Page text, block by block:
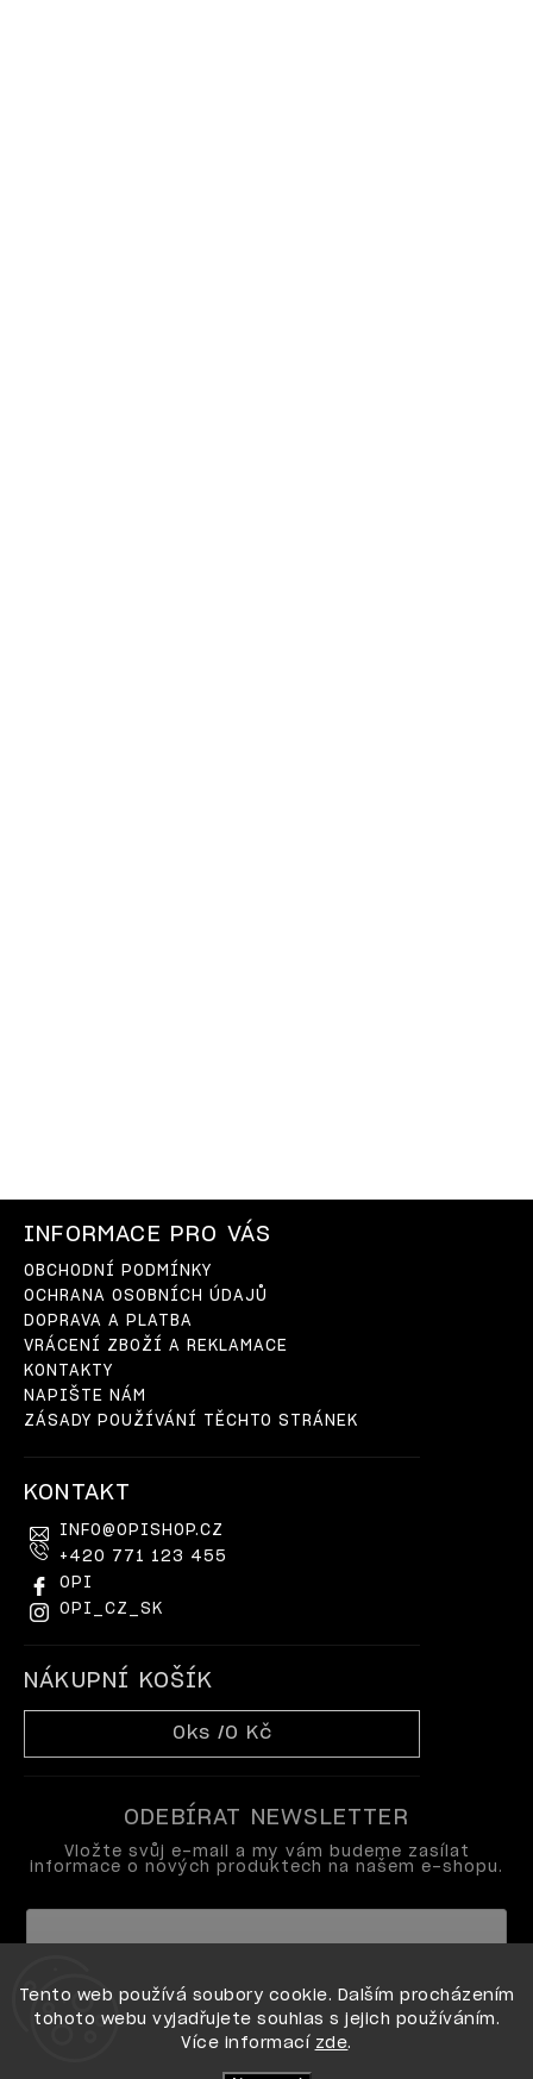
Tento web používá soubory cookie. Dalším procházením
tohoto webu vyjadřujete souhlas s jejich používáním.
Více informací zde.
INFORMACE PRO VÁS
OBCHODNÍ PODMÍNKY
OCHRANA OSOBNÍCH ÚDAJŮ
DOPRAVA A PLATBA
VRÁCENÍ ZBOŽÍ A REKLAMACE
KONTAKTY
NAPIŠTE NÁM
ZÁSADY POUŽÍVÁNÍ TĚCHTO STRÁNEK
KONTAKT
INFO@OPISHOP.CZ
+420 771 123 455
OPI
OPI_CZ_SK
NÁKUPNÍ KOŠÍK
0 ks /0 Kč
ODEBÍRAT NEWSLETTER
Vložte svůj e-mail a my vám budeme zasílat
informace o nových produktech na našem e-shopu.
podmínkami ochrany osobních údajů